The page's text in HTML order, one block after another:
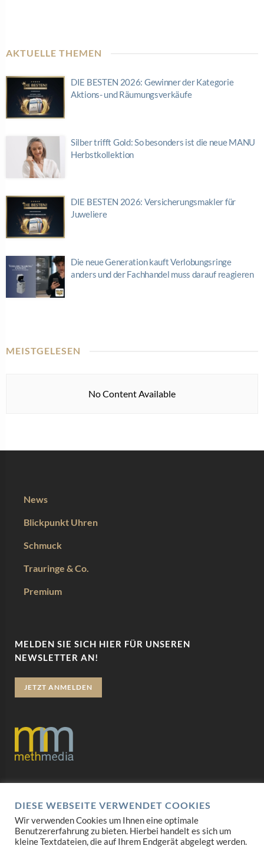
AKTUELLE THEMEN
DIE BESTEN 2026: Gewinner der Kategorie
Aktions- und Räumungsverkäufe
Silber trifft Gold: So besonders ist die neue MANU
Herbstkollektion
DIE BESTEN 2026: Versicherungsmakler für
Juweliere
Die neue Generation kauft Verlobungsringe
anders und der Fachhandel muss darauf reagieren
MEISTGELESEN
No Content Available
News
Blickpunkt Uhren
Schmuck
Trauringe & Co.
Premium
MELDEN SIE SICH HIER FÜR UNSEREN
NEWSLETTER AN!
JETZT ANMELDEN
Datenschutz
Impressum
AGB
DIESE WEBSEITE VERWENDET COOKIES
Wir verwenden Cookies um Ihnen eine optimale
Benutzererfahrung zu bieten. Hierbei handelt es sich um
kleine Textdateien, die auf Ihrem Endgerät abgelegt werden.